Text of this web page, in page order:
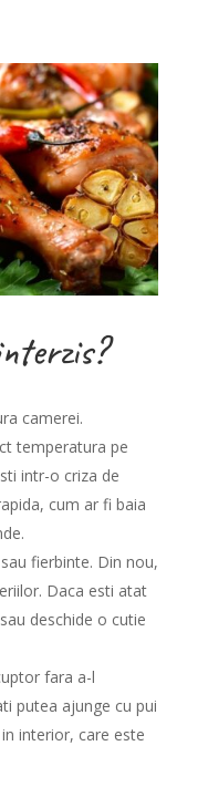
camerei.
temperatura pe
intr-o criza de
cum ar fi baia
fierbinte. Din nou,
Daca esti atat
deschide o cutie
fara a-l
putea ajunge cu pui
interior, care este